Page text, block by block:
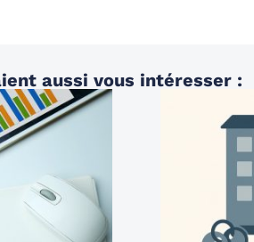
aussi vous intéresser :